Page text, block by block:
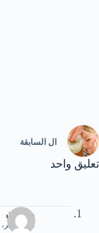
ال السابقة
تعليق واحد
وجدان
12 نوفمبر، 2016 | 11:05 ص